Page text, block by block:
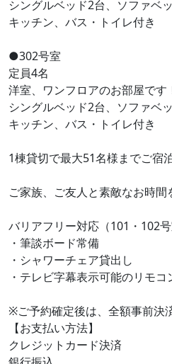
シングルベッド2台、ソファベ
キッチン、バス・トイレ付き
●302号室
定員4名
洋室、ワンフロアのお部屋です
シングルベッド2台、ソファベ
キッチン、バス・トイレ付き
1棟貸切で最大51名様までご宿
ご家族、ご友人と素敵なお時間
バリアフリー対応（101・102号
・筆談ボード常備
・シャワーチェア貸出し
・テレビ字幕表示可能のリモ
※ご予約確定後は、全額事前決
【お支払い方法】
クレジットカード決済